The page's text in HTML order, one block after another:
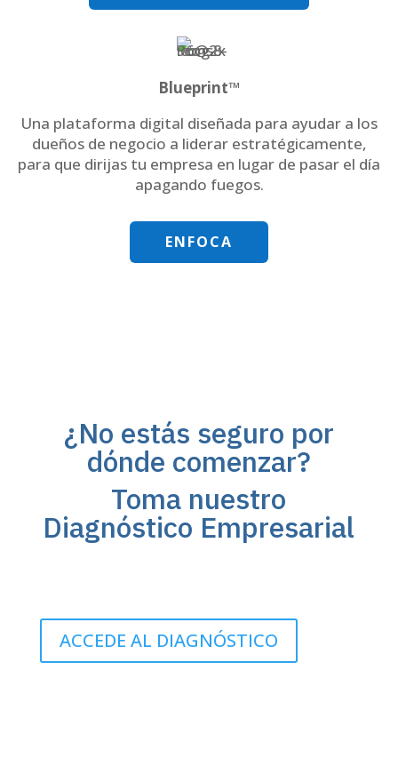
Blueprint™
Una plataforma digital diseñada para ayudar a los
dueños de negocio a liderar estratégicamente,
para que dirijas tu empresa en lugar de pasar el día
apagando fuegos.
ENFOCA
¿No estás seguro por
dónde comenzar?
Toma nuestro
Diagnóstico Empresarial
ACCEDE AL DIAGNÓSTICO